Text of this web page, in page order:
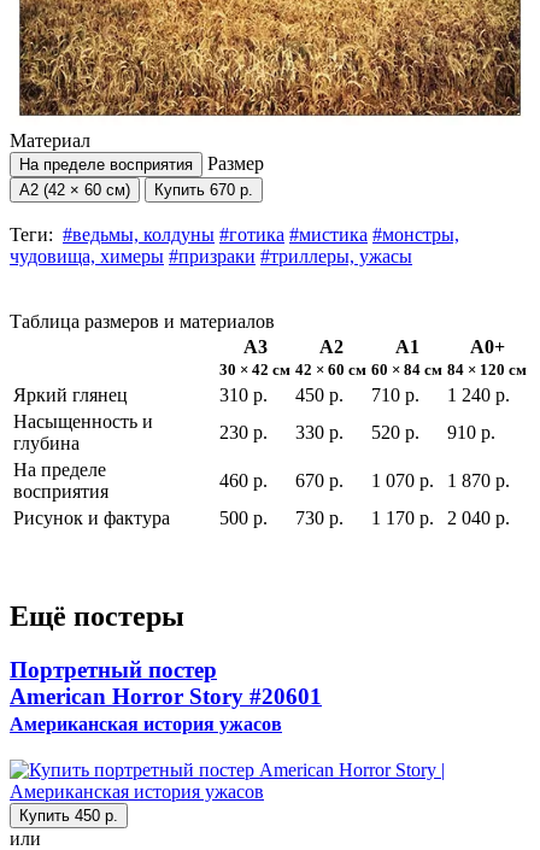
Материал
На пределе восприятия Размер
А2 (42 × 60 см) Купить 670 р.
Теги: #ведьмы, колдуны #готика #мистика #монстры,
чудовища, химеры #призраки #триллеры, ужасы
Таблица размеров и материалов
А3
30 × 42 см
А2
42 × 60 см
А1
60 × 84 см
А0+
84 × 120 см
Яркий глянец 310 р. 450 р. 710 р.
1 240 р.
Насыщенность и
глубина
230 р. 330 р. 520 р.
910 р.
На пределе
восприятия
460 р. 670 р. 1 070 р.
1 870 р.
Рисунок и фактура
500 р. 730 р. 1 170 р. 2 040 р.
Ещё постеры
Портретный постер
American Horror Story #20601
Американская история ужасов
Купить 450 р.
или